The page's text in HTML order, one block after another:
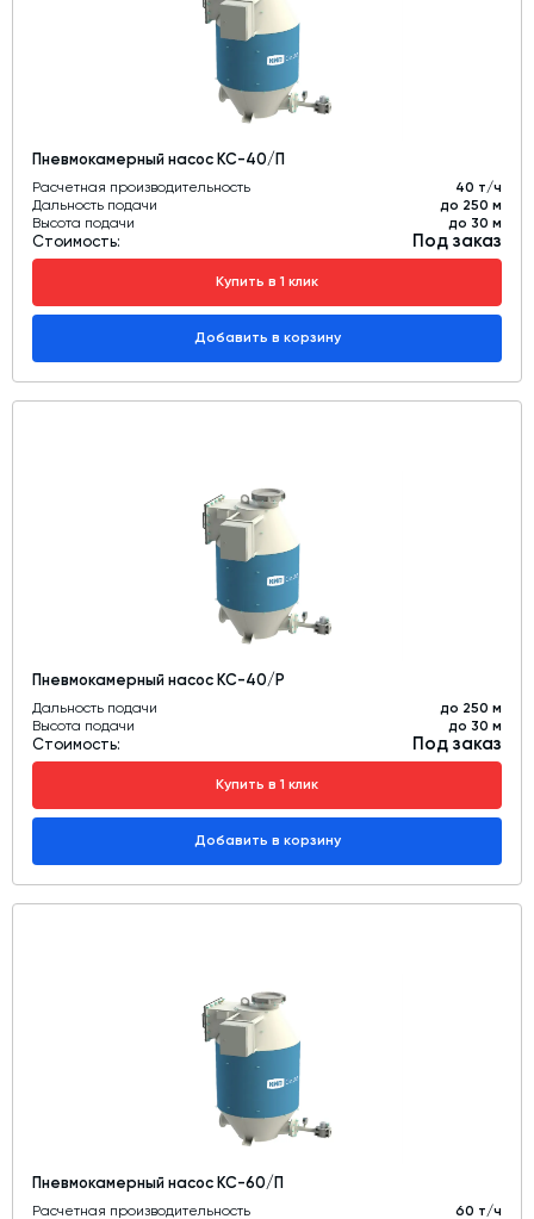
Пневмокамерный насос КС-40/П
Расчетная производительность
40 т/ч
Дальность подачи
до 250 м
Высота подачи
до 30 м
Стоимость: Под заказ
Купить в 1 клик
Добавить в корзину
Пневмокамерный насос КС-40/Р
Дальность подачи
до 250 м
Высота подачи
до 30 м
Стоимость: Под заказ
Купить в 1 клик
Добавить в корзину
Пневмокамерный насос КС-60/П
Расчетная производительность 60 т/ч